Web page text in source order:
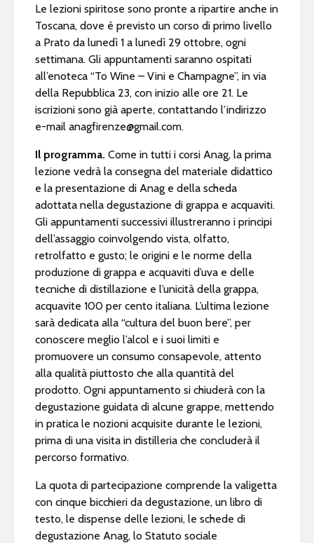
Le lezioni spiritose sono pronte a ripartire anche in
Toscana, dove è previsto un corso di primo livello
a Prato da lunedì 1 a lunedì 29 ottobre, ogni
settimana. Gli appuntamenti saranno ospitati
all’enoteca “To Wine – Vini e Champagne”, in via
della Repubblica 23, con inizio alle ore 21. Le
iscrizioni sono già aperte, contattando l’indirizzo
e-mail anagfirenze@gmail.com.
Il programma. Come in tutti i corsi Anag, la prima
lezione vedrà la consegna del materiale didattico
e la presentazione di Anag e della scheda
adottata nella degustazione di grappa e acquaviti.
Gli appuntamenti successivi illustreranno i principi
dell’assaggio coinvolgendo vista, olfatto,
retrolfatto e gusto; le origini e le norme della
produzione di grappa e acquaviti d’uva e delle
tecniche di distillazione e l’unicità della grappa,
acquavite 100 per cento italiana. L’ultima lezione
sarà dedicata alla “cultura del buon bere”, per
conoscere meglio l’alcol e i suoi limiti e
promuovere un consumo consapevole, attento
alla qualità piuttosto che alla quantità del
prodotto. Ogni appuntamento si chiuderà con la
degustazione guidata di alcune grappe, mettendo
in pratica le nozioni acquisite durante le lezioni,
prima di una visita in distilleria che concluderà il
percorso formativo.
La quota di partecipazione comprende la valigetta
con cinque bicchieri da degustazione, un libro di
testo, le dispense delle lezioni, le schede di
degustazione Anag, lo Statuto sociale